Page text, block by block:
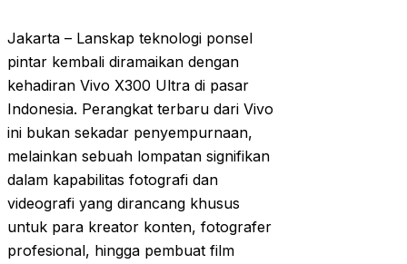
Jakarta – Lanskap teknologi ponsel
pintar kembali diramaikan dengan
kehadiran Vivo X300 Ultra di pasar
Indonesia. Perangkat terbaru dari Vivo
ini bukan sekadar penyempurnaan,
melainkan sebuah lompatan signifikan
dalam kapabilitas fotografi dan
videografi yang dirancang khusus
untuk para kreator konten, fotografer
profesional, hingga pembuat film